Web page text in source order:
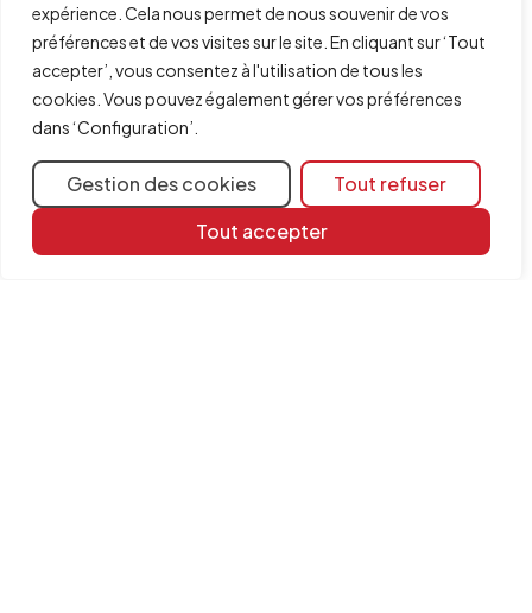
expérience. Cela nous permet de nous souvenir de vos
préférences et de vos visites sur le site. En cliquant sur ‘Tout
accepter’, vous consentez à l'utilisation de tous les
cookies. Vous pouvez également gérer vos préférences
dans ‘Configuration’.
Gestion des cookies
Tout refuser
Tout accepter
Ressources
d'apprentissage
Dépanner
Une erreur de mémoire insuffisante
s'est produite lors de l'exécution du
logiciel